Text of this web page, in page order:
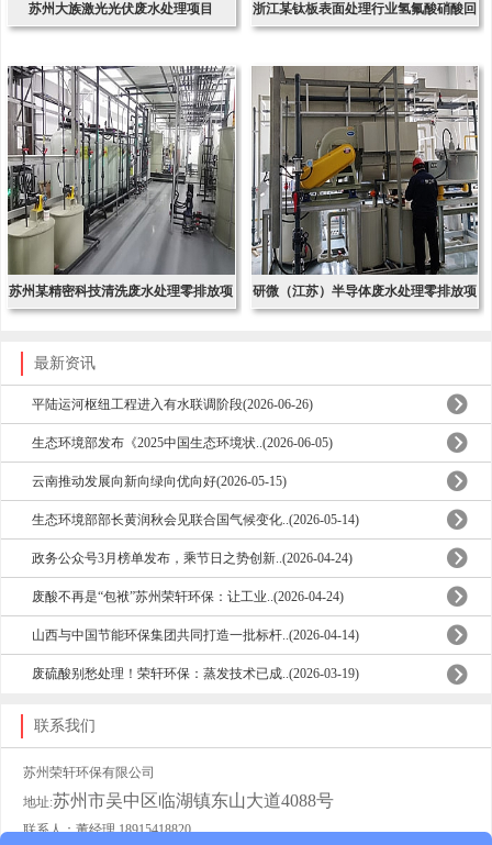
苏州大族激光光伏废水处理项目 浙江某钛板表面处理行业氢氟酸硝酸回
苏州某精密科技清洗废水处理零排放项 研微（江苏）半导体废水处理零排放项
最新资讯
平陆运河枢纽工程进入有水联调阶段(2026-06-26)
生态环境部发布《2025中国生态环境状..(2026-06-05)
云南推动发展向新向绿向优向好(2026-05-15)
生态环境部部长黄润秋会见联合国气候变化..(2026-05-14)
政务公众号3月榜单发布，乘节日之势创新..(2026-04-24)
废酸不再是“包袱”苏州荣轩环保：让工业..(2026-04-24)
山西与中国节能环保集团共同打造一批标杆..(2026-04-14)
废硫酸别愁处理！荣轩环保：蒸发技术已成..(2026-03-19)
联系我们
苏州荣轩环保有限公司
地址:苏州市吴中区临湖镇东山大道4088号
联系人：董经理 18915418820